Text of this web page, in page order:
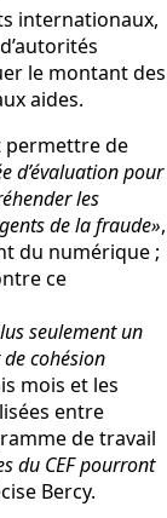
internationaux,
le montant des
aides.
permettre de
d’évaluation pour
les
de la fraude»,
du numérique ;
ce
seulement un
cohésion
mois et les
entre
de travail
du CEF pourront
Bercy.